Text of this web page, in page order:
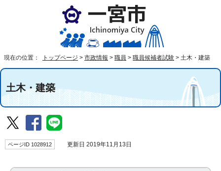
現在の位置： トップページ > 市政情報 > 職員 > 職員候補者試験 > 土木・建築
土木・建築
ページID 1028912 更新日 2019年11月13日